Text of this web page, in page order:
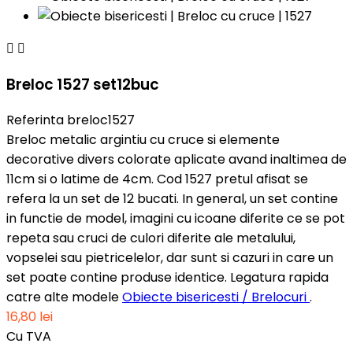
 
Breloc 1527 set12buc
Referinta breloc1527
Breloc metalic argintiu cu cruce si elemente
decorative divers colorate aplicate avand inaltimea de
11cm si o latime de 4cm. Cod 1527 pretul afisat se
refera la un set de 12 bucati. In general, un set contine
in functie de model, imagini cu icoane diferite ce se pot
repeta sau cruci de culori diferite ale metalului,
vopselei sau pietricelelor, dar sunt si cazuri in care un
set poate contine produse identice. Legatura rapida
catre alte modeleObiecte bisericesti / Brelocuri.
16,80 lei
Cu TVA